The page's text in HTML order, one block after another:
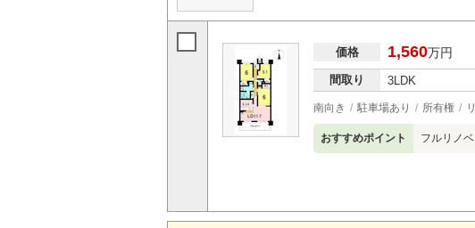
価格 1,560万円
間取り 3LDK
南向き 駐車場あり 所有権
おすすめポイント フルリノ